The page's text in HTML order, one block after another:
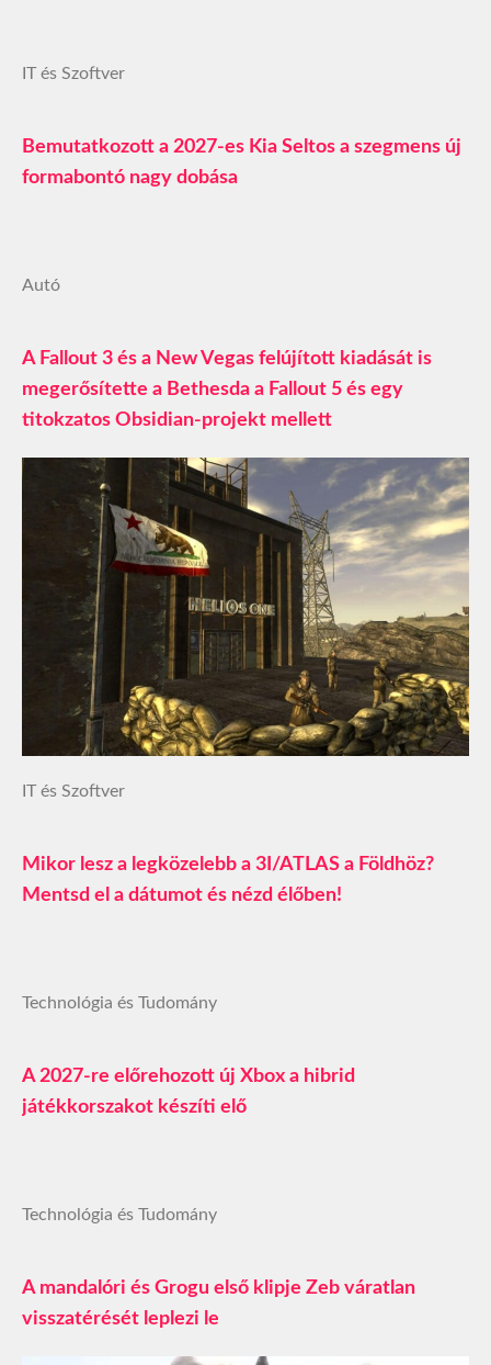
IT és Szoftver
Bemutatkozott a 2027-es Kia Seltos a szegmens új
formabontó nagy dobása
Autó
A Fallout 3 és a New Vegas felújított kiadását is
megerősítette a Bethesda a Fallout 5 és egy
titokzatos Obsidian-projekt mellett
IT és Szoftver
Mikor lesz a legközelebb a 3I/ATLAS a Földhöz?
Mentsd el a dátumot és nézd élőben!
Technológia és Tudomány
A 2027-re előrehozott új Xbox a hibrid
játékkorszakot készíti elő
Technológia és Tudomány
A mandalóri és Grogu első klipje Zeb váratlan
visszatérését leplezi le